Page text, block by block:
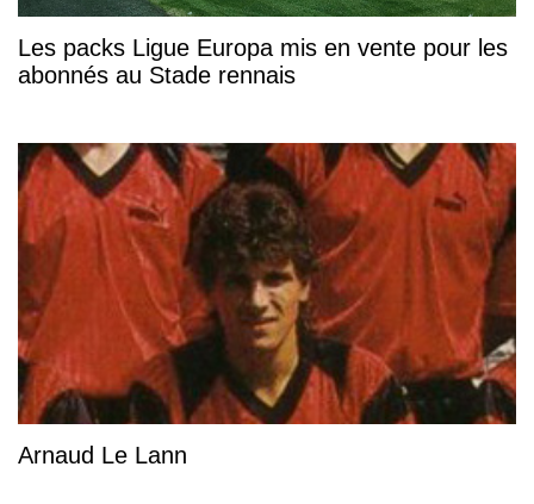
Les packs Ligue Europa mis en vente pour les
abonnés au Stade rennais
Arnaud Le Lann